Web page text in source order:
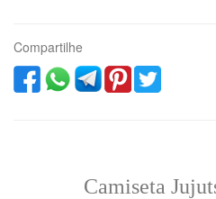
Compartilhe
Camiseta